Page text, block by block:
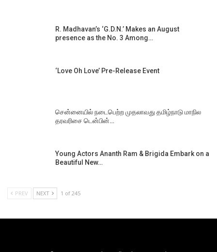
R. Madhavan’s ‘G.D.N.’ Makes an August
presence as the No. 3 Among…
‘Love Oh Love’ Pre-Release Event
சென்னையில் நடைபெற்ற முதலாவது தமிழ்நாடு மாநில
தரவரிசை டென்பின்…
Young Actors Ananth Ram & Brigida Embark on a
Beautiful New…
PREV NEXT 1 of 245